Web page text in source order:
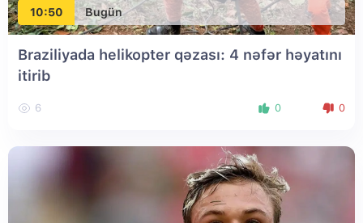
10:50 Bugün
Braziliyada helikopter qəzası: 4 nəfər həyatını
itirib
6 0 0